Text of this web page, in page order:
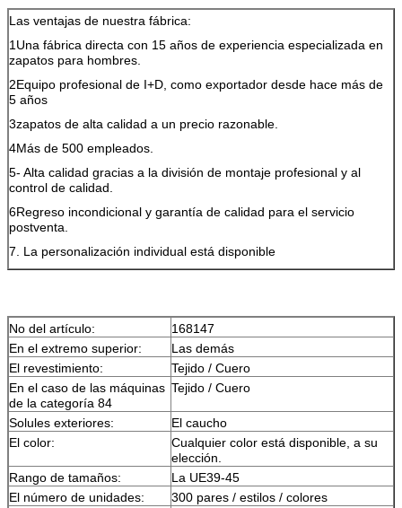
Las ventajas de nuestra fábrica:
1Una fábrica directa con 15 años de experiencia especializada en
zapatos para hombres.
2Equipo profesional de I+D, como exportador desde hace más de
5 años
3zapatos de alta calidad a un precio razonable.
4Más de 500 empleados.
5- Alta calidad gracias a la división de montaje profesional y al
control de calidad.
6Regreso incondicional y garantía de calidad para el servicio
postventa.
7. La personalización individual está disponible
No del artículo:
168147
En el extremo superior:
Las demás
El revestimiento:
Tejido / Cuero
En el caso de las máquinas
de la categoría 84
Tejido / Cuero
Solules exteriores:
El caucho
El color:
Cualquier color está disponible, a su
elección.
Rango de tamaños:
La UE39-45
El número de unidades:
300 pares / estilos / colores